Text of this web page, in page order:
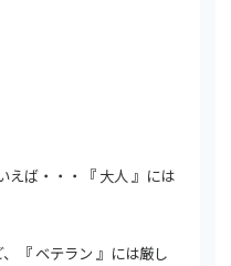
えば・・・『 大人 』には
『 ベテラン 』には厳し